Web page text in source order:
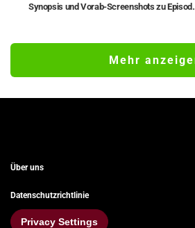
Synopsis und Vorab-Screenshots zu
Mehr
Über uns
Datenschutzrichtlinie
Privacy Settings